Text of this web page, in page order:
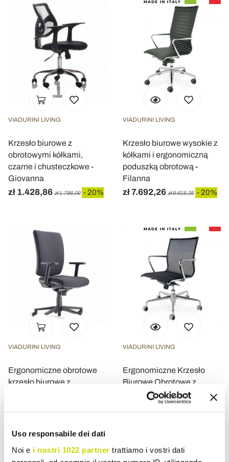
Uso responsabile dei dati
Noi e i nostri 1022 partner trattiamo i vostri dati
VIADURINI LIVING
Krzesło biurowe z
obrotowymi kółkami,
czarne i chusteczkowe -
Giovanna
zł 1.428,86 zł 1.786,09 - 20%
VIADURINI LIVING
Krzesło biurowe wysokie z
kółkami i ergonomiczną
poduszką obrotową -
Filanna
zł 7.692,26 zł 9.615,35 - 20%
VIADURINI LIVING
Ergonomiczne obrotowe
krzesło biurowe z
VIADURINI LIVING
Ergonomiczne Krzesło
Biurowe Obrotowe z
Kółkami i Podłokietnikami